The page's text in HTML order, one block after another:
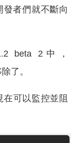
者們就不斷向
beta 2中，
了。
可以監控並阻